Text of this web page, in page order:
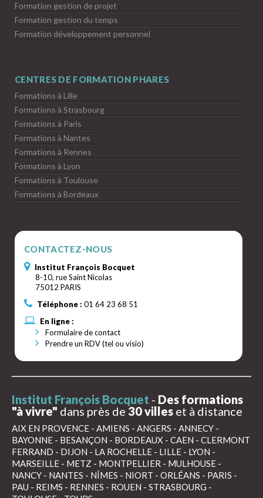
Formation gestion de projet
Formation gestion du temps
Formation développement personnel
CENTRES DE FORMATION PHARES
Formations à Lille
Formations à Strasbourg
Formations à Paris
Formations à Nantes
Formations à Rennes
Formations à Lyon
Formations à Toulouse
Formations à Bordeaux
CONTACTEZ-NOUS
Institut François Bocquet
8-10, rue Saint Nicolas
75012 PARIS
Téléphone : 01 64 23 68 51
En ligne :
Formulaire de contact
Prendre un RDV (tel ou visio)
Institut François Bocquet - Des formations
"à vivre" dans près de 30 villes et à distance
AIX EN PROVENCE - AMIENS - ANGERS - ANNECY -
BAYONNE - BESANÇON - BORDEAUX - CAEN - CLERMONT
FERRAND - DIJON - LA ROCHELLE - LILLE - LYON -
MARSEILLE - METZ - MONTPELLIER - MULHOUSE -
NANCY - NANTES - NÎMES - NIORT - ORLÉANS - PARIS -
PAU - REIMS - RENNES - ROUEN - STRASBOURG -